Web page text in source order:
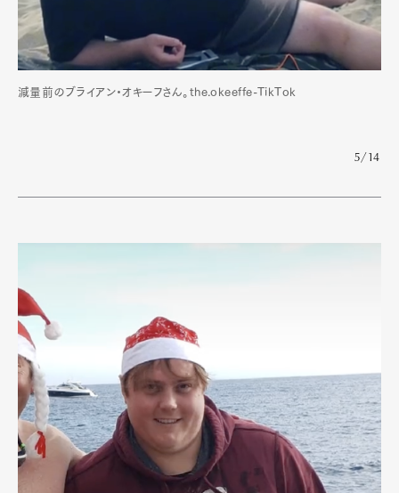
Art&Design WatchFashion
ProductCultureLifestyle
減量前のブライアン・オキーフさん。the.okeeffe-TikTok
5/14